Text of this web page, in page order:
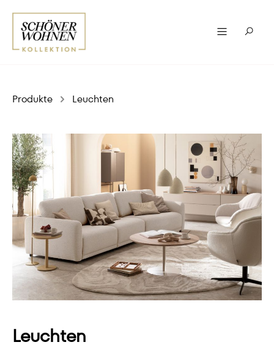
Produkte Leuchten
Leuchten